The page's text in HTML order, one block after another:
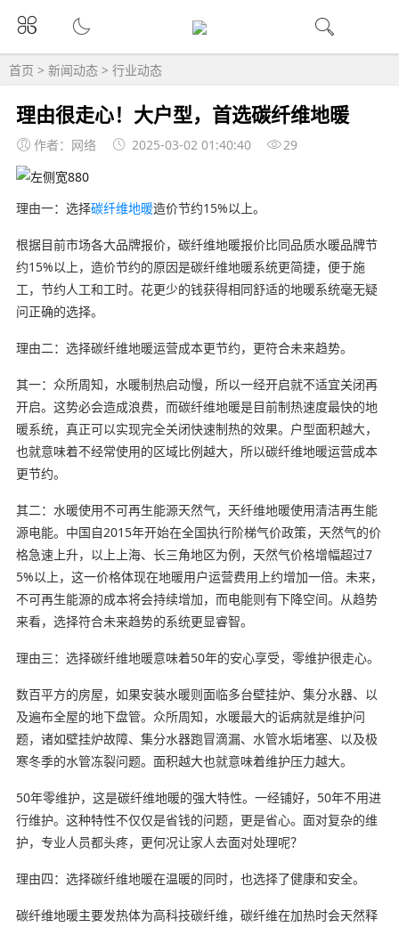
首页 > 新闻动态 > 行业动态
理由很走心！大户型，首选碳纤维地暖
作者：网络 2025-03-02 01:40:40 29
理由一：选择碳纤维地暖造价节约15%以上。
根据目前市场各大品牌报价，碳纤维地暖报价比同品质水暖品牌节
约15%以上，造价节约的原因是碳纤维地暖系统更简捷，便于施
工，节约人工和工时。花更少的钱获得相同舒适的地暖系统毫无疑
问正确的选择。
理由二：选择碳纤维地暖运营成本更节约，更符合未来趋势。
其一：众所周知，水暖制热启动慢，所以一经开启就不适宜关闭再
开启。这势必会造成浪费，而碳纤维地暖是目前制热速度最快的地
暖系统，真正可以实现完全关闭快速制热的效果。户型面积越大，
也就意味着不经常使用的区域比例越大，所以碳纤维地暖运营成本
更节约。
其二：水暖使用不可再生能源天然气，天纤维地暖使用清洁再生能
源电能。中国自2015年开始在全国执行阶梯气价政策，天然气的价
格急速上升，以上上海、长三角地区为例，天然气价格增幅超过7
5%以上，这一价格体现在地暖用户运营费用上约增加一倍。未来，
不可再生能源的成本将会持续增加，而电能则有下降空间。从趋势
来看，选择符合未来趋势的系统更显睿智。
理由三：选择碳纤维地暖意味着50年的安心享受，零维护很走心。
数百平方的房屋，如果安装水暖则面临多台壁挂炉、集分水器、以
及遍布全屋的地下盘管。众所周知，水暖最大的诟病就是维护问
题，诸如壁挂炉故障、集分水器跑冒滴漏、水管水垢堵塞、以及极
寒冬季的水管冻裂问题。面积越大也就意味着维护压力越大。
50年零维护，这是碳纤维地暖的强大特性。一经铺好，50年不用进
行维护。这种特性不仅仅是省钱的问题，更是省心。面对复杂的维
护，专业人员都头疼，更何况让家人去面对处理呢？
理由四：选择碳纤维地暖在温暖的同时，也选择了健康和安全。
碳纤维地暖主要发热体为高科技碳纤维，碳纤维在加热时会天然释